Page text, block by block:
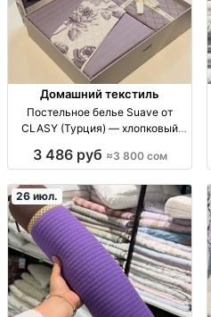
Домашний текстиль
Постельное белье Suave от
CLASY (Турция) — хлопковый
оттенков Пост.белье CLASY
хлопка ранфорс, евро двусп.
комплект: пододеяльник с пол
3 486 руб ≈3 800 сом
26 июл.